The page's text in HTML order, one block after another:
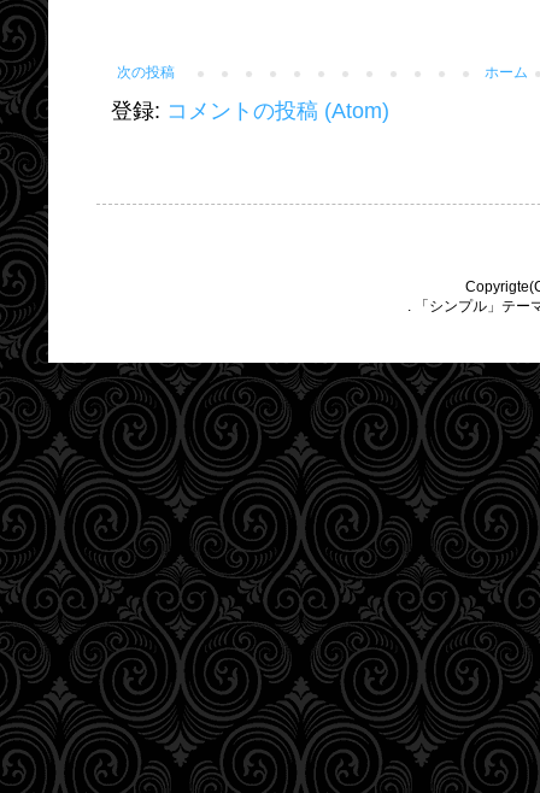
次の投稿 ホーム
登録: コメントの投稿 (Atom)
. 「シンプル」テ